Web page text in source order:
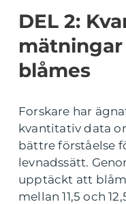
DEL 2:
blåmes
Forskare har
kvantitativ data
bättre förståelse
levnadssätt.
upptäckt att
mellan 11,5 och